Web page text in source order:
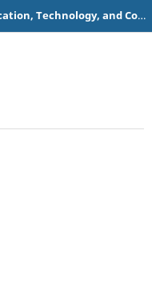
SHOFI: Scientific Horizon of Education, Technology, and Communication